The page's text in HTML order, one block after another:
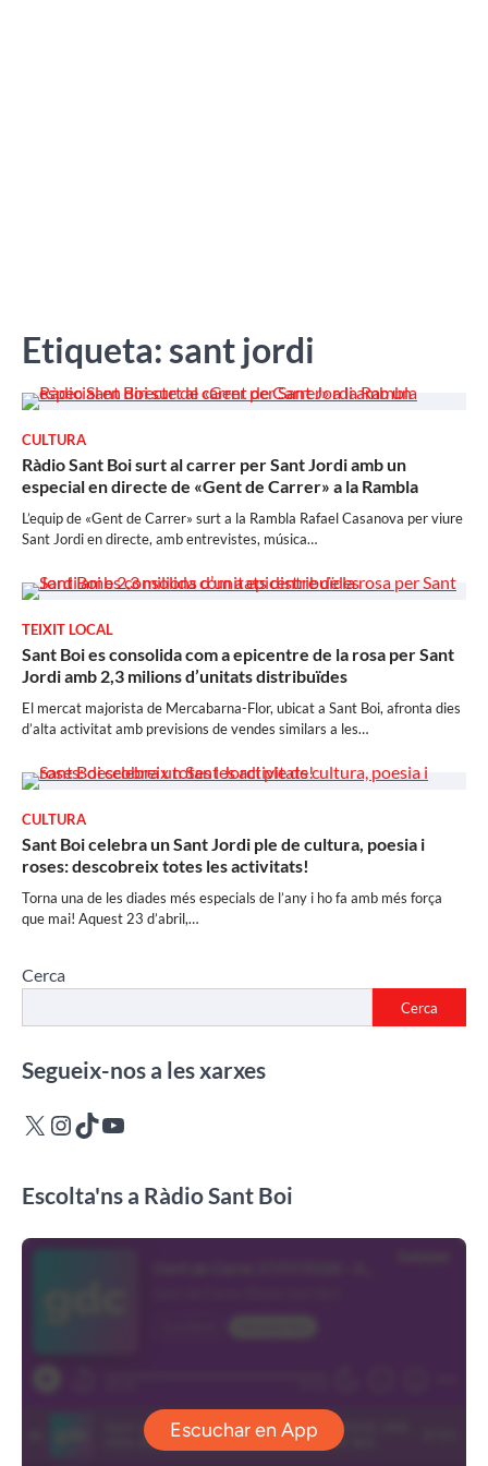
Etiqueta:sant jordi
CULTURA
Ràdio Sant Boi surt al carrer per Sant Jordi amb un
especial en directe de «Gent de Carrer» a la Rambla
L’equip de «Gent de Carrer» surt a la Rambla Rafael Casanova per viure
Sant Jordi en directe, amb entrevistes, música…
TEIXIT LOCAL
Sant Boi es consolida com a epicentre de la rosa per Sant
Jordi amb 2,3 milions d’unitats distribuïdes
El mercat majorista de Mercabarna-Flor, ubicat a Sant Boi, afronta dies
d’alta activitat amb previsions de vendes similars a les…
CULTURA
Sant Boi celebra un Sant Jordi ple de cultura, poesia i
roses: descobreix totes les activitats!
Torna una de les diades més especials de l’any i ho fa amb més força
que mai! Aquest 23 d’abril,…
Cerca
Cerca
Segueix-nos a les xarxes
X Instagram
TikTokYouTube
Escolta'ns a Ràdio Sant Boi